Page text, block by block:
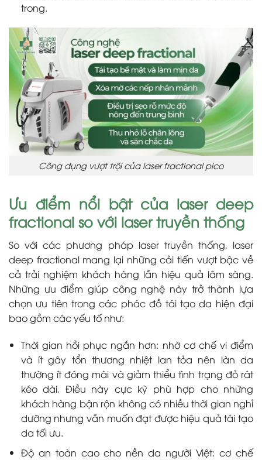
trong.
Công dụng vượt trội của laser fractional pico
Ưu điểm nổi bật của laser deep
fractional so với laser truyền thống
So với các phương pháp laser truyền thống, laser
deep fractional mang lại những cải tiến vượt bậc về
cả trải nghiệm khách hàng lẫn hiệu quả lâm sàng.
Những ưu điểm giúp công nghệ này trở thành lựa
chọn ưu tiên trong các phác đồ tái tạo da hiện đại
bao gồm các yếu tố như:
Thời gian hồi phục ngắn hơn: nhờ cơ chế vi điểm
và ít gây tổn thương nhiệt lan tỏa nên làn da
thường ít đóng mài và giảm thiểu tình trạng đỏ rát
kéo dài. Điều này cực kỳ phù hợp cho những
khách hàng bận rộn không có nhiều thời gian nghỉ
dưỡng nhưng vẫn muốn đạt được hiệu quả tái tạo
da tối ưu.
Độ an toàn cao cho nền da người Việt: cơ chế